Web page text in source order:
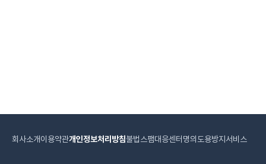
회사소개이용약관개인정보처리방침불법스팸대응센터 명의도용방지서비스